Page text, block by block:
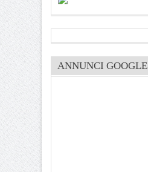
ANNUNCI GOOGLE